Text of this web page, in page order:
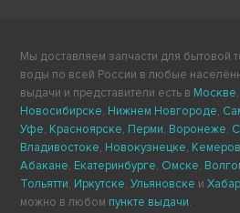
Мы доставляем запчасти для бытовой
воды по всей России в любые
выдачи и представители есть в Москве,
Новосибирске, Нижнем Новгороде,
Уфе, Красноярске, Перми, Воронеже,
Владивостоке, Новокузнецке,
Абакане, Екатеринбурге, Омске,
Тольятти, Иркутске,Ульяновске и
можно в любом пункте выдачи.